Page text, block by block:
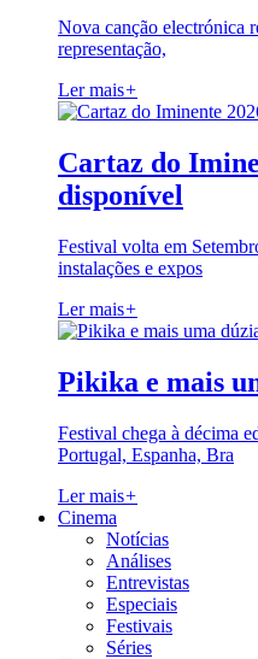
Nova canção electrónica
representação,
Ler mais+
Cartaz do
disponível
Festival volta em
instalações e expos
Ler mais+
Pikika e mais
Festival chega à décima
Portugal, Espanha, Bra
Ler mais+
Cinema
Notícias
Análises
Entrevistas
Especiais
Festivais
Séries